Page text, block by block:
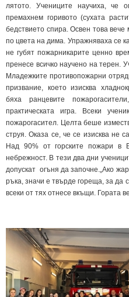
лятото. Учениците научиха,
премахнем горивото (сухата
бедствието спира. Освен това
по цвета на дима. Упражняваха се
не губят пожарникарите ценно
пренесе всичко научено на терен.
Младежките противопожарни
призвание, което изисква
бяха ранцевите
практическата игра. Всеки
пожарогасител. Целта беше
струя. Оказа се, че се изисква не
Над 90% от горските пожари в
небрежност. В тези два дни
допускат огъня да започне.„Ако
ръка, значи е твърде гореща, за да
всеки от тях отнесе вкъщи. Гората